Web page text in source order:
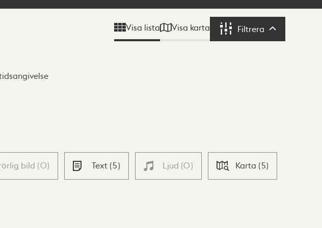
Visa lista Visa karta Filtrera Filtrera
bild (0) Text (5) Ljud (0) Karta (5)